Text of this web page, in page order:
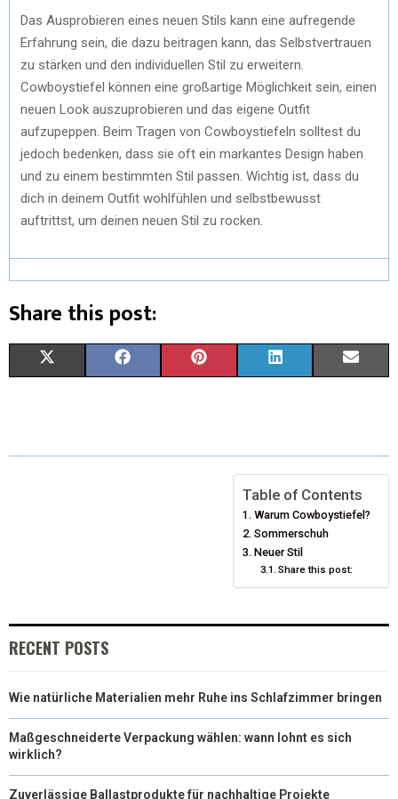
Das Ausprobieren eines neuen Stils kann eine aufregende
Erfahrung sein, die dazu beitragen kann, das Selbstvertrauen
zu stärken und den individuellen Stil zu erweitern.
Cowboystiefel können eine großartige Möglichkeit sein, einen
neuen Look auszuprobieren und das eigene Outfit
aufzupeppen. Beim Tragen von Cowboystiefeln solltest du
jedoch bedenken, dass sie oft ein markantes Design haben
und zu einem bestimmten Stil passen. Wichtig ist, dass du
dich in deinem Outfit wohlfühlen und selbstbewusst
auftrittst, um deinen neuen Stil zu rocken.
Share this post:
W E T K
E
D
I
N
I
Table of Contents
Warum Cowboystiefel?
Sommerschuh
Neuer Stil
Share this post:
RECENT POSTS
Wie natürliche Materialien mehr Ruhe ins Schlafzimmer bringen
Maßgeschneiderte Verpackung wählen: wann lohnt es sich
wirklich?
Zuverlässige Ballastprodukte für nachhaltige Projekte